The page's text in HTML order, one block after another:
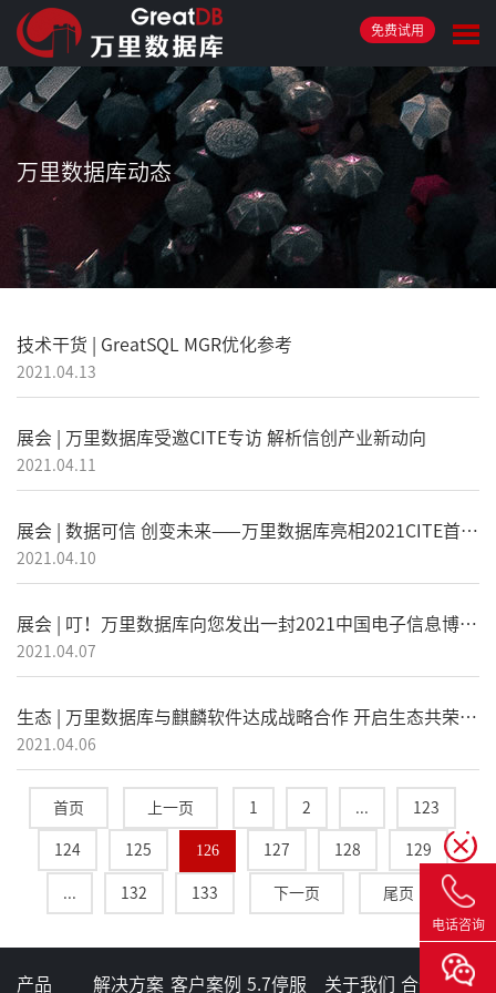
免费试用
万里数据库动态
技术干货 | GreatSQL MGR优化参考
2021.04.13
展会 | 万里数据库受邀CITE专访 解析信创产业新动向
2021.04.11
展会 | 数据可信 创变未来——万里数据库亮相2021CITE首届信创生态展区
2021.04.10
展会 | 叮！万里数据库向您发出一封2021中国电子信息博览会邀请函~
2021.04.07
生态 | 万里数据库与麒麟软件达成战略合作 开启生态共荣新篇章！
2021.04.06
首页 上一页 1 2 ... 123
124 125 126 127 128 129
... 132 133 下一页 尾页
产品 解决方案 客户案例 5.7停服 关于我们 合作伙伴
电话咨询